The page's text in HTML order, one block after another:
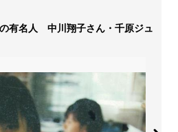
有名人 中川翔子さん・千原ジュ